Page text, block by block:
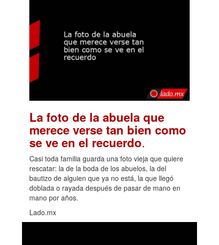
La foto de la abuela que
merece verse tan bien como
se ve en el recuerdo.
Casi toda familia guarda una foto vieja que quiere
rescatar: la de la boda de los abuelos, la del
bautizo de alguien que ya no está, la que llegó
doblada o rayada después de pasar de mano en
mano por años.
Lado.mx